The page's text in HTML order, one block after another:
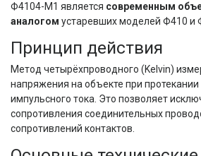
Ф4104-М1 является современным
аналогом устаревших моделей Ф410 и
Принцип действия
Метод четырёхпроводного (Kelvin)
напряжения на объекте при
импульсного тока. Это позволяет
сопротивления соединительных
сопротивлений контактов.